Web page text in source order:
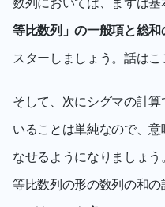
等比数列」の一般項と総和
スターしましょう。話はこ
そして、次にシグマの計
いることは単純なので、
なせるようになりましょ
等比数列の形の数列の和の